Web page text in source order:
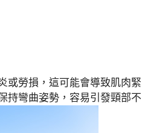
或勞損，這可能會導致肌肉緊
持彎曲姿勢，容易引發頸部不